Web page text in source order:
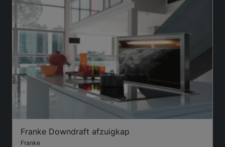
Franke Downdraft afzuigkap
Franke